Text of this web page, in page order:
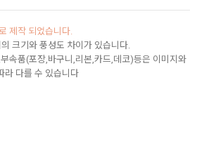
제작 되었습니다.
크기와 풍성도 차이가 있습니다.
속품(포장,바구니,리본,카드,데코)등은 이미지와
라 다를 수 있습니다